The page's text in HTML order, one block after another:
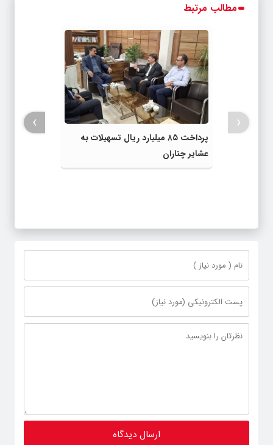
مطالب مرتبط
پرداخت ۸۵ میلیارد ریال تسهیلات به
عشایر چناران
‹
›